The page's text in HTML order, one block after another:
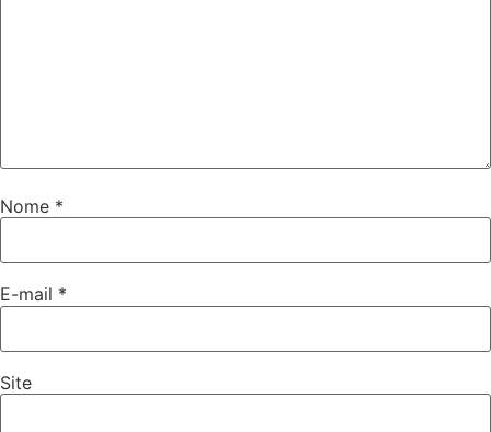
Nome *
E-mail *
Site